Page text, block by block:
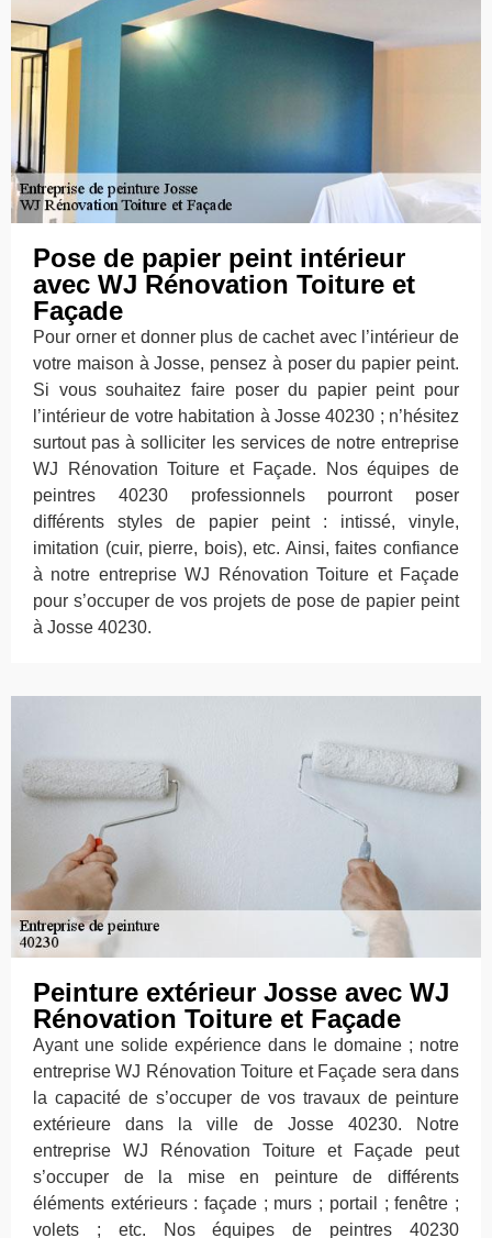
Pose de papier peint intérieur
avec WJ Rénovation Toiture et
Façade
Pour orner et donner plus de cachet avec l’intérieur de
votre maison à Josse, pensez à poser du papier peint.
Si vous souhaitez faire poser du papier peint pour
l’intérieur de votre habitation à Josse 40230 ; n’hésitez
surtout pas à solliciter les services de notre entreprise
WJ Rénovation Toiture et Façade. Nos équipes de
peintres 40230 professionnels pourront poser
différents styles de papier peint : intissé, vinyle,
imitation (cuir, pierre, bois), etc. Ainsi, faites confiance
à notre entreprise WJ Rénovation Toiture et Façade
pour s’occuper de vos projets de pose de papier peint
à Josse 40230.
Peinture extérieur Josse avec WJ
Rénovation Toiture et Façade
Ayant une solide expérience dans le domaine ; notre
entreprise WJ Rénovation Toiture et Façade sera dans
la capacité de s’occuper de vos travaux de peinture
extérieure dans la ville de Josse 40230. Notre
entreprise WJ Rénovation Toiture et Façade peut
s’occuper de la mise en peinture de différents
éléments extérieurs : façade ; murs ; portail ; fenêtre ;
volets ; etc. Nos équipes de peintres 40230